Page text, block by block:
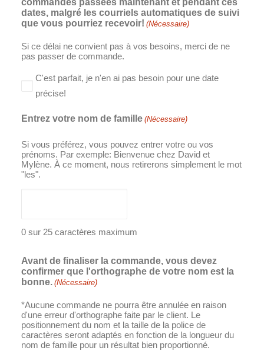
commandes passées maintenant et pendant ces
dates, malgré les courriels automatiques de suivi
que vous pourriez recevoir! (Nécessaire)
Si ce délai ne convient pas à vos besoins, merci de ne
pas passer de commande.
C'est parfait, je n'en ai pas besoin pour une date
précise!
Entrez votre nom de famille (Nécessaire)
Si vous préférez, vous pouvez entrer votre ou vos
prénoms. Par exemple: Bienvenue chez David et
Mylène. À ce moment, nous retirerons simplement le mot
"les".
0 sur 25 caractères maximum
Avant de finaliser la commande, vous devez
confirmer que l'orthographe de votre nom est la
bonne. (Nécessaire)
*Aucune commande ne pourra être annulée en raison
d'une erreur d'orthographe faite par le client. Le
positionnement du nom et la taille de la police de
caractères seront adaptés en fonction de la longueur du
nom de famille pour un résultat bien proportionné.